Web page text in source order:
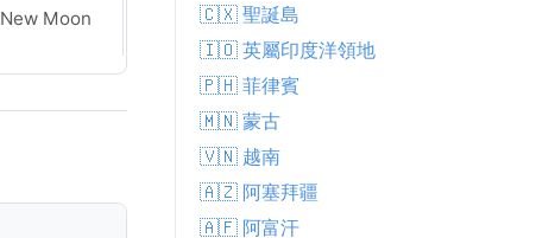
New Moon New Moon
🇨🇽 聖誕島
🇮🇴 英屬印度洋領地
🇵🇭 菲律賓
🇲🇳 蒙古
🇻🇳 越南
🇦🇿 阿塞拜疆
🇦🇫 阿富汗